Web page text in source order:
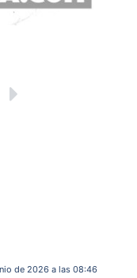
de 2026 a las 08:46